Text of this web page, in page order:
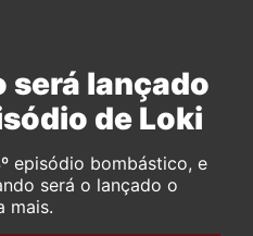
será lançado
de Loki
episódio bombástico, e
será o lançado o
mais.